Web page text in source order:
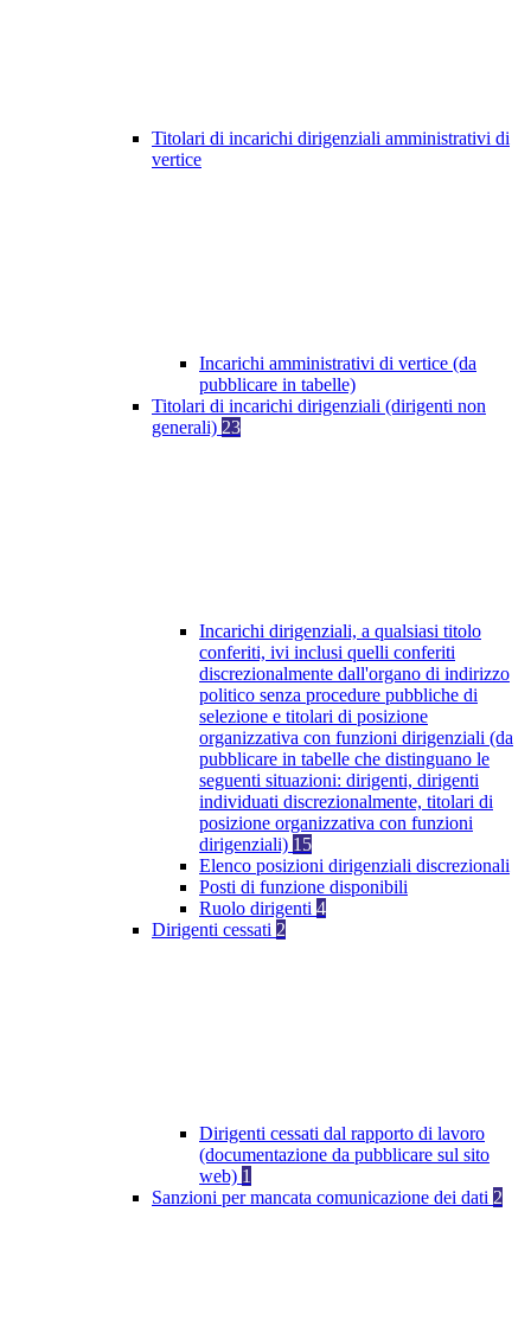
Titolari di incarichi dirigenziali amministrativi di
vertice
Incarichi amministrativi di vertice (da
pubblicare in tabelle)
Titolari di incarichi dirigenziali (dirigenti non
generali) 23
Incarichi dirigenziali, a qualsiasi titolo
conferiti, ivi inclusi quelli conferiti
discrezionalmente dall'organo di indirizzo
politico senza procedure pubbliche di
selezione e titolari di posizione
organizzativa con funzioni dirigenziali (da
pubblicare in tabelle che distinguano le
seguenti situazioni: dirigenti, dirigenti
individuati discrezionalmente, titolari di
posizione organizzativa con funzioni
dirigenziali) 15
Elenco posizioni dirigenziali discrezionali
Posti di funzione disponibili
Ruolo dirigenti 4
Dirigenti cessati 2
Dirigenti cessati dal rapporto di lavoro
(documentazione da pubblicare sul sito
web) 1
Sanzioni per mancata comunicazione dei dati 2